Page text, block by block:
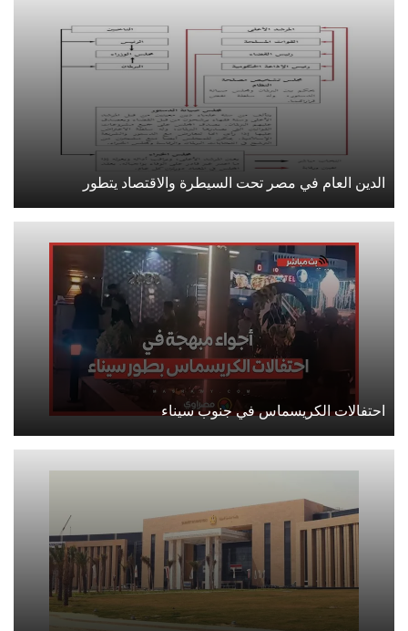
الدين العام في مصر تحت السيطرة والاقتصاد يتطور
احتفالات الكريسماس في جنوب سيناء